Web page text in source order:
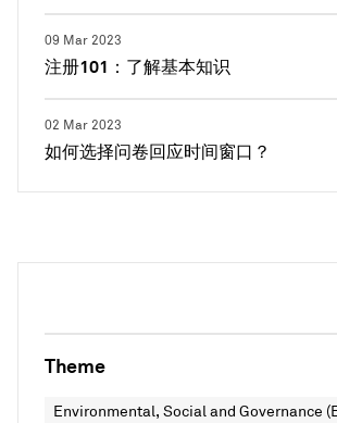
09 Mar 2023
注册101：了解基本知识
02 Mar 2023
如何选择问卷回应时间窗口？
Theme
Environmental, Social and Governance